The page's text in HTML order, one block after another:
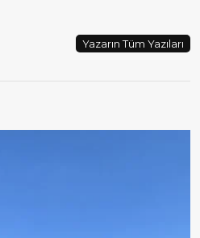
Yazarın Tüm Yazıları